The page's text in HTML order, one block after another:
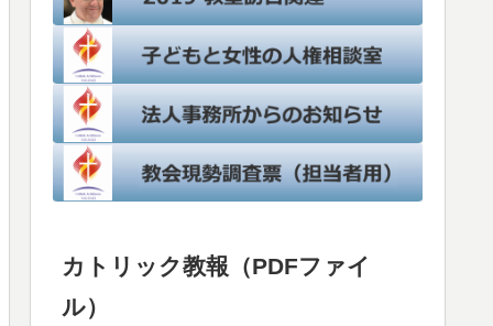
カトリック教報（PDFファイ
ル）